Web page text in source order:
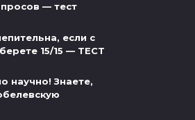
— тест
если с
15/15 — ТЕСТ
научно! Знаете,